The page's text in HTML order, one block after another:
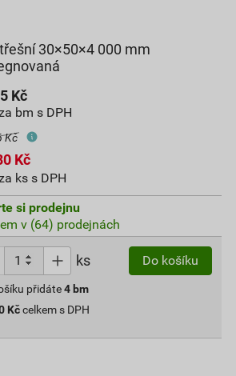
30×50×4 000 mm
Kč
bm s DPH
Kč
Kč
ks s DPH
si prodejnu
v (64) prodejnách
ks Do košíku
přidáte 4 bm
Kč celkem s DPH